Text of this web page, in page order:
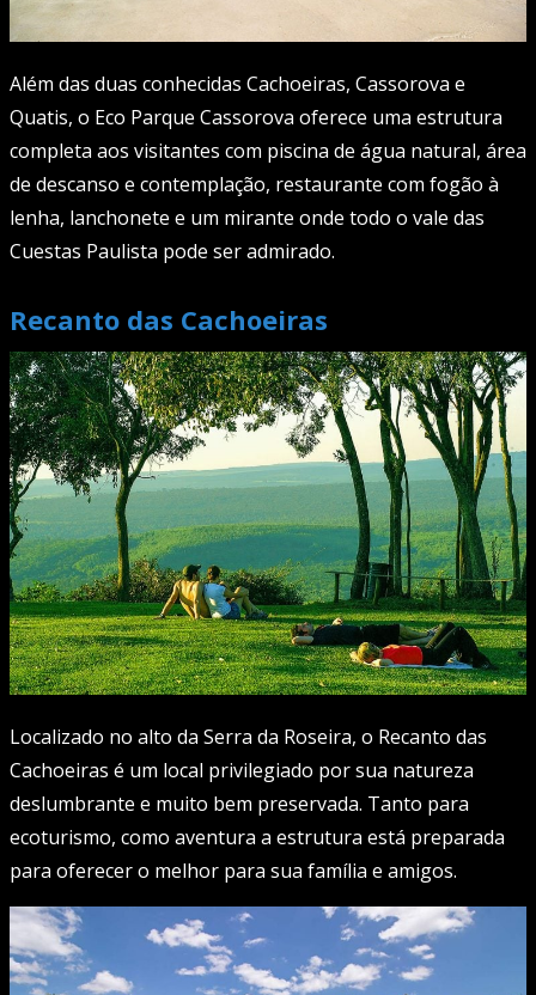
Além das duas conhecidas Cachoeiras, Cassorova e
Quatis, o Eco Parque Cassorova oferece uma estrutura
completa aos visitantes com piscina de água natural, área
de descanso e contemplação, restaurante com fogão à
lenha, lanchonete e um mirante onde todo o vale das
Cuestas Paulista pode ser admirado.
Recanto das Cachoeiras
Localizado no alto da Serra da Roseira, o Recanto das
Cachoeiras é um local privilegiado por sua natureza
deslumbrante e muito bem preservada. Tanto para
ecoturismo, como aventura a estrutura está preparada
para oferecer o melhor para sua família e amigos.